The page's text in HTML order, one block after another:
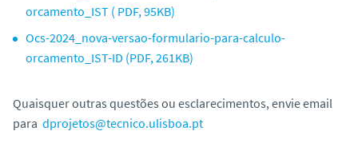
orcamento_IST ( PDF, 95KB)
Ocs-2024_nova-versao-formulario-para-calculo-
orcamento_IST-ID (PDF, 261KB)
Quaisquer outras questões ou esclarecimentos, envie email
para dprojetos@tecnico.ulisboa.pt